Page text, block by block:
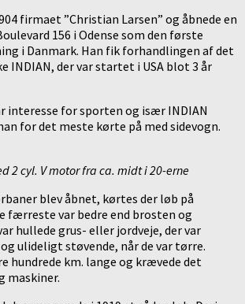
firmaet ”Christian Larsen” og åbnede en
156 i Odense som den første
i Danmark. Han fik forhandlingen af det
INDIAN, der var startet i USA blot 3 år
interesse for sporten og især INDIAN
for det meste kørte på med sidevogn.
2 cyl. V motor fra ca. midt i 20-erne
blev åbnet, kørtes der løb på
færreste var bedre end brosten og
hullede grus- eller jordveje, der var
ulideligt støvende, når de var tørre.
hundrede km. lange og krævede det
maskiner.